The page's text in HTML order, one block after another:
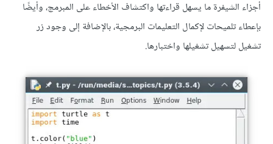
أجزاء الشيفرة ما يسهل قراءتها واكتشاف الأخطاء على المبرمج، وأيضًا
بإعطاء تلميحات لإكمال التعليمات البرمجية، بالإضافة إلى وجود زر
تشغيل لتسهيل تشغيلها واختبارها.